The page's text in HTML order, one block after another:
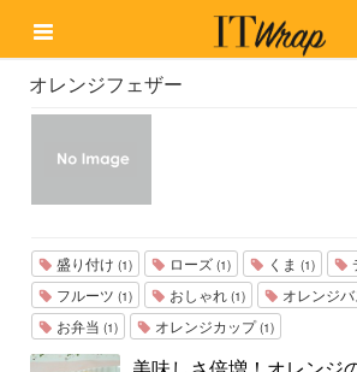
オレンジフェザー
盛り付け (1) ローズ (1) くま (1)
フルーツ (1) おしゃれ (1) オレンジ
お弁当 (1) オレンジカップ(1)